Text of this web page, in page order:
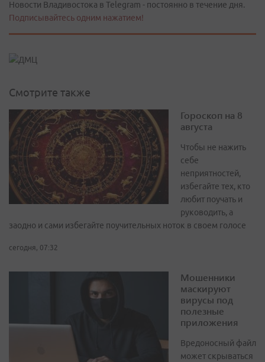
Новости Владивостока в Telegram - постоянно в течение дня.
Подписывайтесь одним нажатием!
Смотрите также
Гороскоп на 8
августа
Чтобы не нажить
себе
неприятностей,
избегайте тех, кто
любит поучать и
руководить, а
заодно и сами избегайте поучительных ноток в своем голосе
сегодня, 07:32
Мошенники
маскируют
вирусы под
полезные
приложения
Вредоносный файл
может скрываться